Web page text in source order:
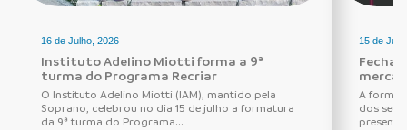
16 de Julho, 2026
Instituto Adelino Miotti forma a 9ª
turma do Programa Recriar
O Instituto Adelino Miotti (IAM), mantido pela
Soprano, celebrou no dia 15 de julho a formatura
da 9ª turma do Programa...
15 de
A forma
dos